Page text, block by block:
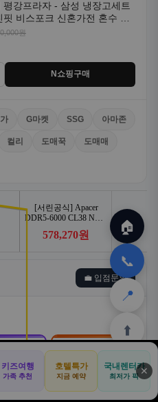
평강프라자 - 삼성 냉장고세트
비스포크 신혼가전 혼수 입
이트
원
N쇼핑구매
G마켓 SSG 아마존
컬리 도매꾹 도매매
💼 입점문의
📦
프레스
🎁
테무
초저가·무료배송
📋
🛒
쿠팡
🎁
테무
🏠
📞
📍
⬆️
🚐
기사등록
🛒
아마존
키즈여행
가족 추천
호텔특가
지금 예약
국내렌터카
최저가 픽 ✕